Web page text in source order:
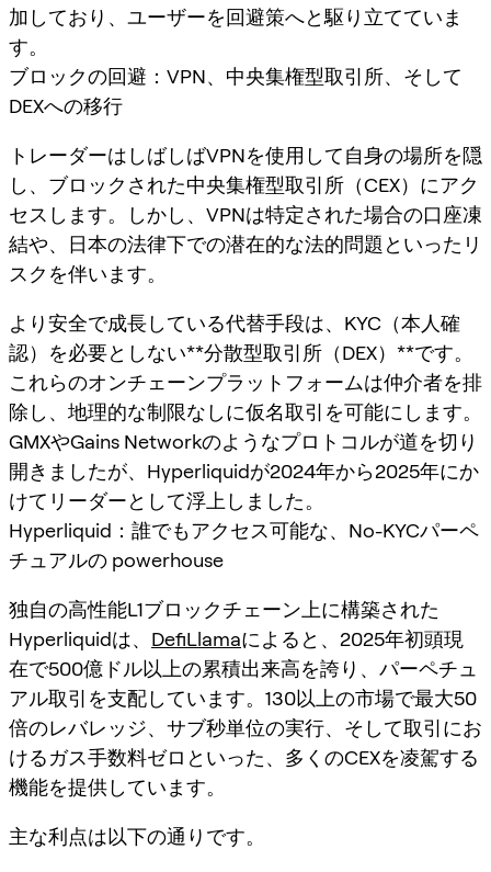
加しており、ユーザーを回避策へと駆り立てていま
す。
ブロックの回避：VPN、中央集権型取引所、そして
DEXへの移行
トレーダーはしばしばVPNを使用して自身の場所を隠
し、ブロックされた中央集権型取引所（CEX）にアク
セスします。しかし、VPNは特定された場合の口座凍
結や、日本の法律下での潜在的な法的問題といったリ
スクを伴います。
より安全で成長している代替手段は、KYC（本人確
認）を必要としない**分散型取引所（DEX）**です。
これらのオンチェーンプラットフォームは仲介者を排
除し、地理的な制限なしに仮名取引を可能にします。
GMXやGains Networkのようなプロトコルが道を切り
開きましたが、Hyperliquidが2024年から2025年にか
けてリーダーとして浮上しました。
Hyperliquid：誰でもアクセス可能な、No-KYCパーペ
チュアルの powerhouse
独自の高性能L1ブロックチェーン上に構築された
Hyperliquidは、 DefiLlamaによると、2025年初頭現
在で500億ドル以上の累積出来高を誇り、 パーペチュ
アル取引 を支配しています。130以上の市場で最大50
倍のレバレッジ、サブ秒単位の実行、そして取引にお
けるガス手数料ゼロといった、多くのCEXを凌駕する
機能を提供しています。
主な利点は以下の通りです。